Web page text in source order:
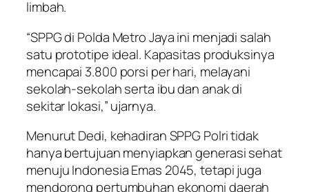
limbah.
“SPPG di Polda Metro Jaya ini menjadi salah
satu prototipe ideal. Kapasitas produksinya
mencapai 3.800 porsi per hari, melayani
sekolah-sekolah serta ibu dan anak di
sekitar lokasi,” ujarnya.
Menurut Dedi, kehadiran SPPG Polri tidak
hanya bertujuan menyiapkan generasi sehat
menuju Indonesia Emas 2045, tetapi juga
mendorong pertumbuhan ekonomi daerah